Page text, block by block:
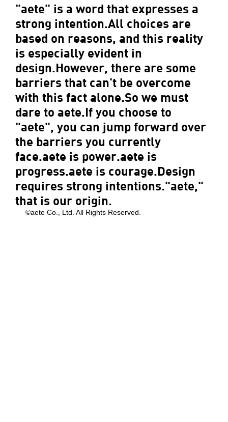
"aete" is a word that expresses a
strong intention.All choices are
based on reasons, and this reality
is especially evident in
design.However, there are some
barriers that can't be overcome
with this fact alone.So we must
dare to aete.If you choose to
"aete", you can jump forward over
the barriers you currently
face.aete is power.aete is
progress.aete is courage.Design
requires strong intentions."aete,"
that is our origin.
©aete Co., Ltd. All Rights Reserved.